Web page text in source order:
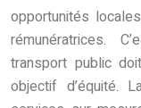
opportunités
rémunératrices.
transport public
objectif d’équité.